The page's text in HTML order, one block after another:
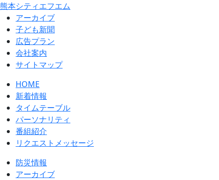
熊本シティエフエム
アーカイブ
⼦ども新聞
広告プラン
会社案内
サイトマップ
HOME
新着情報
タイムテーブル
パーソナリティ
番組紹介
リクエストメッセージ
防災情報
アーカイブ